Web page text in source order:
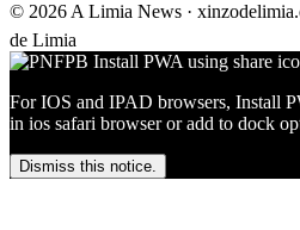
© 2026 A Limia News ·
de Limia
For IOS and IPAD browsers, Install
in ios safari browser or add to dock
Dismiss this notice.